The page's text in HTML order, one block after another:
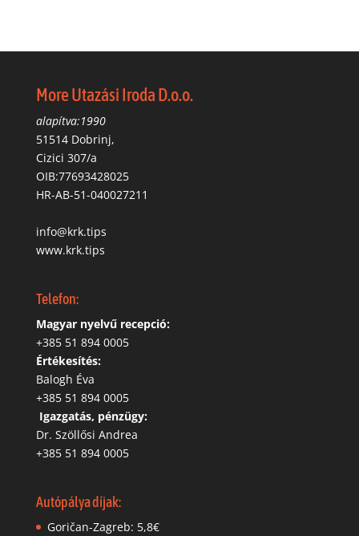
More Utazási Iroda D.o.o.
alapítva:1990
51514 Dobrinj,
Cizici 307/a
OIB:77693428025
HR-AB-51-040027211
info@krk.tips
www.krk.tips
Telefon:
Magyar nyelvű recepció:
‭+385 51 894 0005
Értékesítés:
Balogh Éva
+385 51 894 0005
Igazgatás, pénzügy:
Dr. Szöllősi Andrea
+385 51 894 0005
Autópálya díjak:
Goričan-Zagreb: 5,8€